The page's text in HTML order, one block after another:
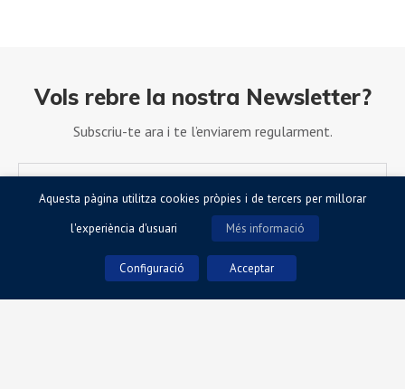
Vols rebre la nostra Newsletter?
Subscriu-te ara i te l’enviarem regularment.
Accepto la Política de Privacitat
Aquesta pàgina utilitza cookies pròpies i de tercers per millorar
l'experiència d'usuari
Més informació
Configuració Acceptar